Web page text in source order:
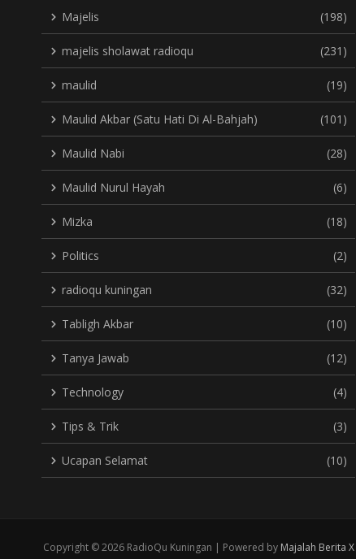
Majelis (198)
majelis sholawat radioqu (231)
maulid (19)
Maulid Akbar (Satu Hati Di Al-Bahjah) (101)
Maulid Nabi (28)
Maulid Nurul Hayah (6)
Mizka (18)
Politics (2)
radioqu kuningan (32)
Tabligh Akbar (10)
Tanya Jawab (12)
Technology (4)
Tips & Trik (3)
Ucapan Selamat (10)
Copyright © 2026 RadioQu Kuningan | Powered by Majalah Berita X